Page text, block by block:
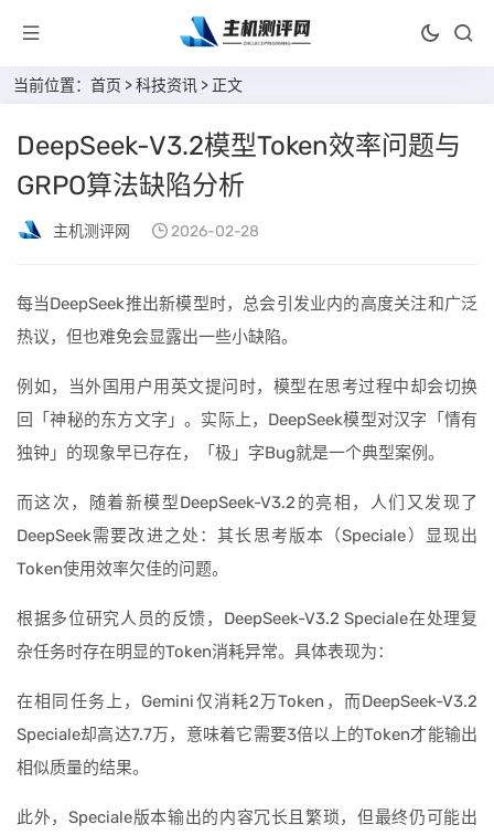
当前位置： 首页 >科技资讯 > 正文
DeepSeek-V3.2模型Token效率问题与
GRPO算法缺陷分析
主机测评网 2026-02-28
每当DeepSeek推出新模型时，总会引发业内的高度关注和广泛
热议，但也难免会显露出一些小缺陷。
例如，当外国用户用英文提问时，模型在思考过程中却会切换
回「神秘的东方文字」。实际上，DeepSeek模型对汉字「情有
独钟」的现象早已存在，「极」字Bug就是一个典型案例。
而这次，随着新模型DeepSeek-V3.2的亮相，人们又发现了
DeepSeek需要改进之处：其长思考版本（Speciale）显现出
Token使用效率欠佳的问题。
根据多位研究人员的反馈，DeepSeek-V3.2 Speciale在处理复
杂任务时存在明显的Token消耗异常。具体表现为：
在相同任务上，Gemini仅消耗2万Token，而DeepSeek-V3.2
Speciale却高达7.7万，意味着它需要3倍以上的Token才能输出
相似质量的结果。
此外，Speciale版本输出的内容冗长且繁琐，但最终仍可能出